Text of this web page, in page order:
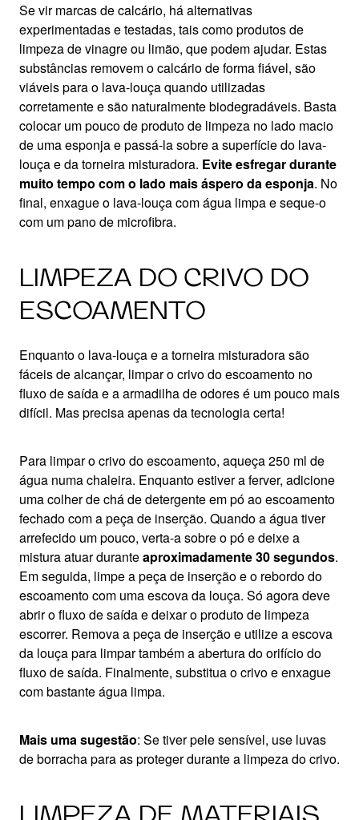
Se vir marcas de calcário, há alternativas
experimentadas e testadas, tais como produtos de
limpeza de vinagre ou limão, que podem ajudar. Estas
substâncias removem o calcário de forma fiável, são
viáveis para o lava-louça quando utilizadas
corretamente e são naturalmente biodegradáveis. Basta
colocar um pouco de produto de limpeza no lado macio
de uma esponja e passá-la sobre a superfície do lava-
louça e da torneira misturadora. Evite esfregar durante
muito tempo com o lado mais áspero da esponja. No
final, enxague o lava-louça com água limpa e seque-o
com um pano de microfibra.
LIMPEZA DO CRIVO DO
ESCOAMENTO
Enquanto o lava-louça e a torneira misturadora são
fáceis de alcançar, limpar o crivo do escoamento no
fluxo de saída e a armadilha de odores é um pouco mais
difícil. Mas precisa apenas da tecnologia certa!
Para limpar o crivo do escoamento, aqueça 250 ml de
água numa chaleira. Enquanto estiver a ferver, adicione
uma colher de chá de detergente em pó ao escoamento
fechado com a peça de inserção. Quando a água tiver
arrefecido um pouco, verta-a sobre o pó e deixe a
mistura atuar duranteaproximadamente 30 segundos.
Em seguida, limpe a peça de inserção e o rebordo do
escoamento com uma escova da louça. Só agora deve
abrir o fluxo de saída e deixar o produto de limpeza
escorrer. Remova a peça de inserção e utilize a escova
da louça para limpar também a abertura do orifício do
fluxo de saída. Finalmente, substitua o crivo e enxague
com bastante água limpa.
Mais uma sugestão: Se tiver pele sensível, use luvas
de borracha para as proteger durante a limpeza do crivo.